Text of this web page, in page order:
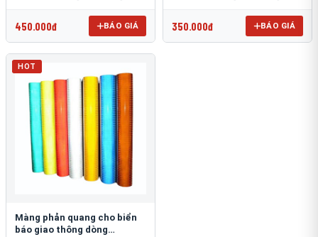
450.000đ BÁO GIÁ 350.000đ BÁO GIÁ
HOT
Màng phản quang cho biển
báo giao thông dòng